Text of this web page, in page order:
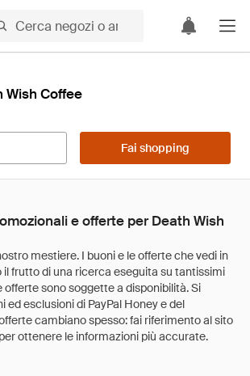
Wish Coffee
Fai shopping
e offerte per Death Wish